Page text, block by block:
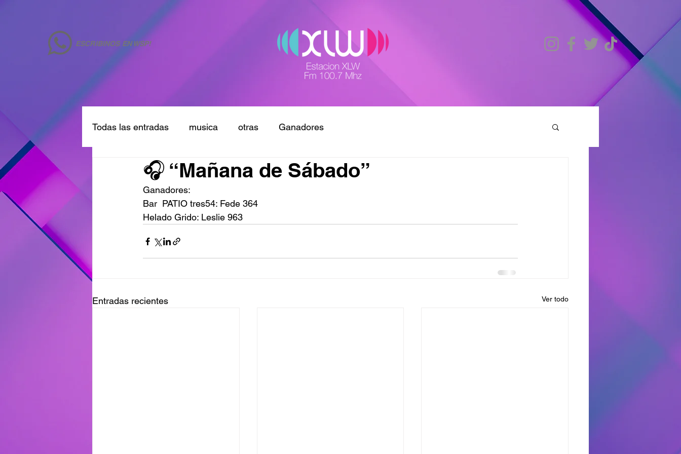
ESCRIBINOS EN WSP!
Todas las entradas musica otras Ganadores
🎧 “Mañana de Sábado”
Ganadores:
Bar  PATIO tres54: Fede 364
Helado Grido: Leslie 963
Entradas recientes Ver todo